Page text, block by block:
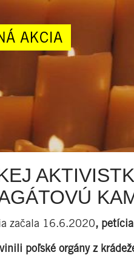
AKCIA
začala 16.6.2020,
poľské orgány z